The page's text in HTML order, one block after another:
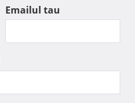
Emailul tau